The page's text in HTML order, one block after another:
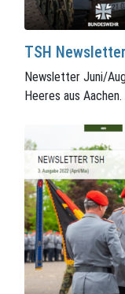
TSH
Newsletter Juni/
Heeres aus Aachen.